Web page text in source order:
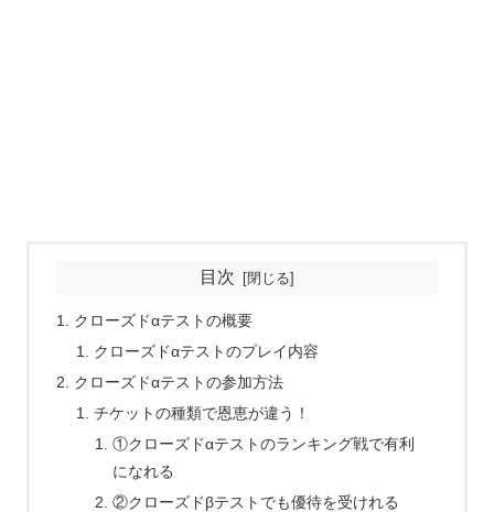
目次
クローズドαテストの概要
クローズドαテストのプレイ内容
クローズドαテストの参加方法
チケットの種類で恩恵が違う！
①クローズドαテストのランキング戦で有利
になれる
②クローズドβテストでも優待を受けれる